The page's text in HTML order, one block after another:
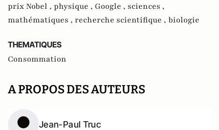
prix Nobel , physique , Google , sciences ,
mathématiques , recherche scientifique , biologie
THEMATIQUES
Consommation
A PROPOS DES AUTEURS
Jean-Paul Truc